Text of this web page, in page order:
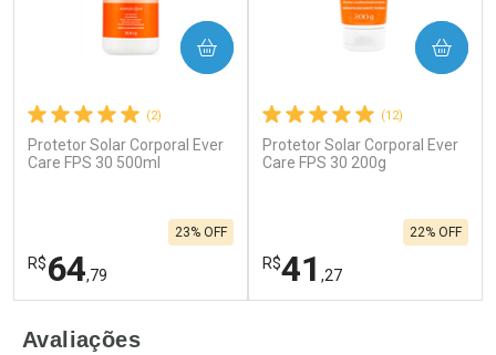
(2)
Protetor Solar Corporal Ever
Care FPS 30 500ml
R$64,79
23% OFF
COMPRAR
(12)
Protetor Solar Corporal Ever
Care FPS 30 200g
R$41 ,27
22% OFF
COMPRAR
Avaliações